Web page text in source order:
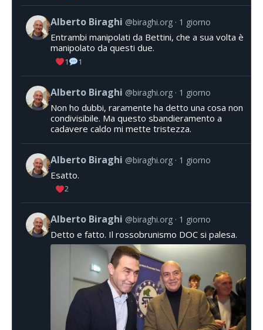
Alberto Biraghi @biraghi.org 1 giorno
Entrambi manipolati da Bettini, che a sua volta è
manipolato da questi due.
1 1
Alberto Biraghi @biraghi.org 1 giorno
Non ho dubbi, raramente ha detto una cosa non
condivisibile. Ma questo sbandieramento a
cadavere caldo mi mette tristezza.
Alberto Biraghi @biraghi.org 1 giorno
Esatto.
2
Alberto Biraghi @biraghi.org 1 giorno
Detto e fatto. Il rossobrunismo DOC si palesa.